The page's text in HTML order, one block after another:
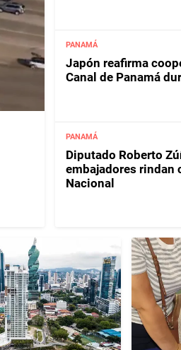
PANAMÁ
Japón reafirma
Canal de Panamá
PANAMÁ
Diputado Roberto
embajadores rindan
Nacional